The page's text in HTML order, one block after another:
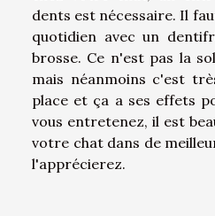
dents est nécessaire. Il
quotidien avec un
brosse. Ce n'est pas la
mais néanmoins c'est
place et ça a ses effets
vous entretenez, il est
votre chat dans de
l'apprécierez.